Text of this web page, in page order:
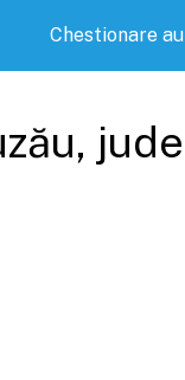
Chestionare
,